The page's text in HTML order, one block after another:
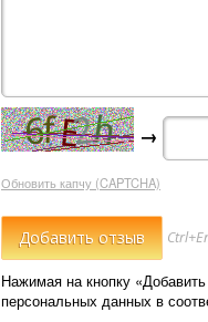
→
Обновить капчу (CAPTCHA)
Нажимая на кнопку
персональных данных в